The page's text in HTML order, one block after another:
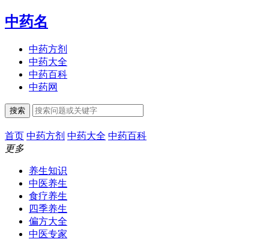
中药名
中药方剂
中药大全
中药百科
中药网
搜索
首页 中药方剂 中药大全 中药百科
更多
养生知识
中医养生
食疗养生
四季养生
偏方大全
中医专家